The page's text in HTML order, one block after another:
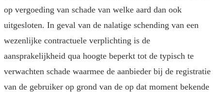
op vergoeding van schade van welke aard dan ook
uitgesloten. In geval van de nalatige schending van een
wezenlijke contractuele verplichting is de
aansprakelijkheid qua hoogte beperkt tot de typisch te
verwachten schade waarmee de aanbieder bij de registratie
van de gebruiker op grond van de op dat moment bekende